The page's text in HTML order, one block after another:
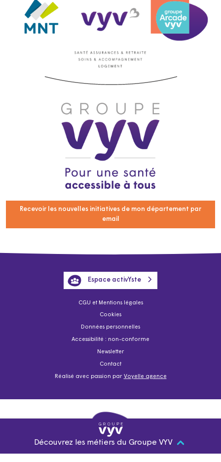
Recevoir les nouvelles initiatives de mon département par
email
CGU et Mentions légales
Cookies
Données personnelles
Accessibilité : non-conforme
Newsletter
Contact
Réalisé avec passion par Voyelle agence
Espace activYste
Découvrez les métiers du Groupe VYV